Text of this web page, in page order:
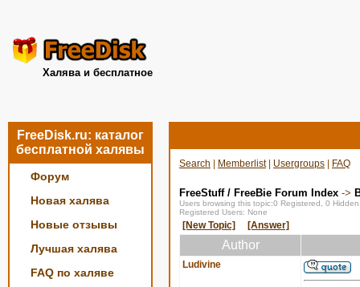
Халява и бесплатное
FreeDisk.ru: каталог
бесплатной халявы
Форум
Новая халява
Новые отзывы
Лучшая халява
FAQ по халяве
Search Memberlist| Usergroups FAQ
FreeStuff / FreeBie Forum Index ->
Users browsing this topic:0 Registered, 0
Registered Users: None
[New Topic] [Answer]
Author
Ludivine